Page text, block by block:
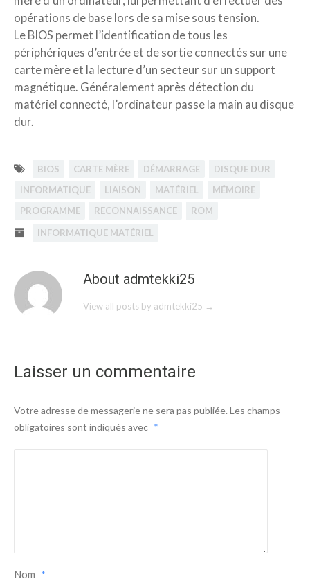
opérations de base lors de sa mise sous tension.
Le BIOS permet l’identification de tous les
périphériques d’entrée et de sortie connectés sur une
carte mère et la lecture d’un secteur sur un support
magnétique. Généralement après détection du
matériel connecté, l’ordinateur passe la main au disque
dur.
BIOS CARTE MÈRE DÉMARRAGE
DISQUE DUR
INFORMATIQUE
LIAISON MATÉRIEL
MÉMOIRE
PROGRAMME
RECONNAISSANCE
ROM
INFORMATIQUE MATÉRIEL
About admtekki25
View all posts by admtekki25 →
Laisser un commentaire
Votre adresse de messagerie ne sera pas publiée. Les champs
obligatoires sont indiqués avec *
Nom *